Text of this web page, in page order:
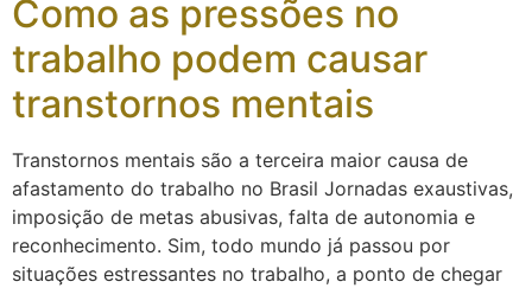
Como as pressões no
trabalho podem causar
transtornos mentais
Transtornos mentais são a terceira maior causa de
afastamento do trabalho no Brasil Jornadas exaustivas,
imposição de metas abusivas, falta de autonomia e
reconhecimento. Sim, todo mundo já passou por
situações estressantes no trabalho, a ponto de chegar